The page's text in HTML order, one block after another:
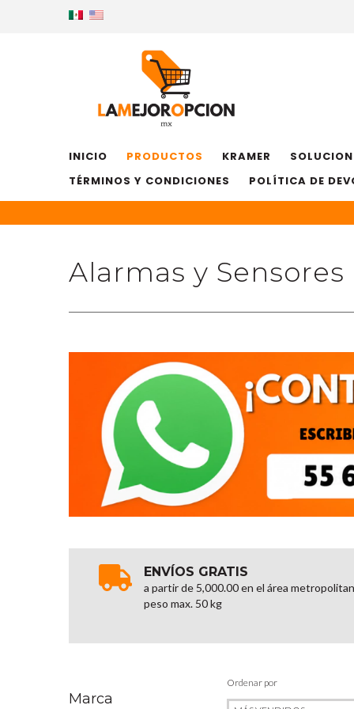
INICIO PRODUCTOS KRAMER
TÉRMINOS Y CONDICIONES
POLÍTICA DE
Alarmas y Sensores
ENVÍOS GRATIS
a partir de 5,000.00 en el área
peso max. 50 kg
Marca
Ordenar por